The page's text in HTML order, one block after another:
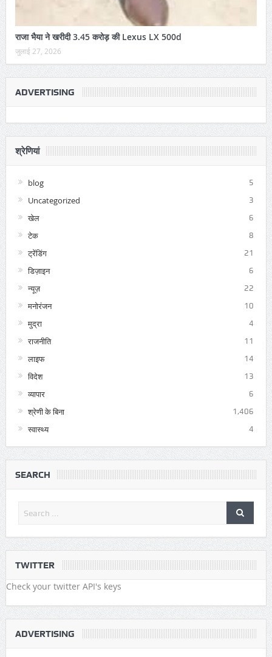
राजा भैया ने खरीदी 3.45 करोड़ की Lexus LX 500d
जुलाई 27, 2026
ADVERTISING
श्रेणियां
blog 5
Uncategorized 3
खेल 6
टेक 8
ट्रेंडिंग 21
डिज़ाइन 6
न्यूज़ 22
मनोरंजन 10
मुद्रा 4
राजनीति 11
लाइफ 14
विदेश 13
व्यापार 6
श्रेणी के बिना 1,406
स्वास्थ्य 4
SEARCH
TWITTER
Check your twitter API's keys
ADVERTISING